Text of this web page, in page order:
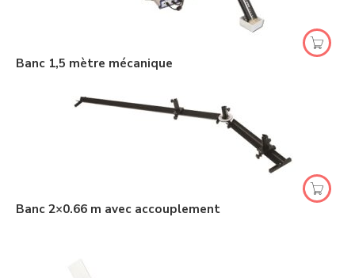
Banc 1,5 mètre mécanique
Banc 2×0.66 m avec accouplement